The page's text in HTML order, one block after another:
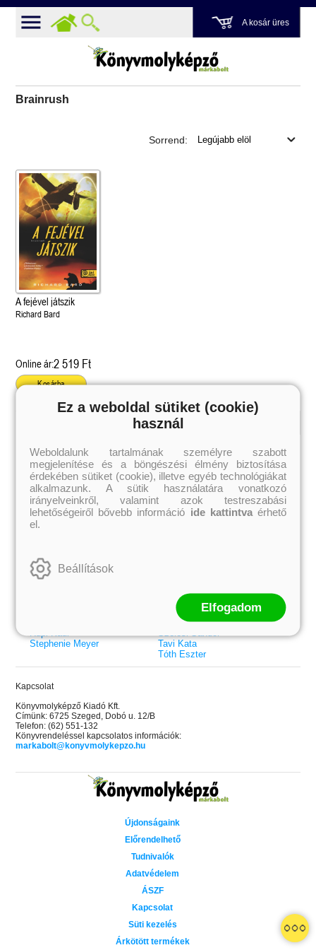
A kosár üres
Brainrush
Grace and Glory - Kegyelem és
dicsőség (Az Előhírnök-trilógia
Különleges éldekorált kiadás!
Bad Girl Reputation
lány (Avalon Bay 2.)
Elle Kennedy
Sorrend:
A fejével játszik
Richard Bard
Online ár:2 519 Ft
Kosárba
Külföldiek
Brigid Kemmerer
Cassandra Clare
Colleen Hoover
Elle Kennedy
Erin Watt
Holly Webb
Jenny Han
Leigh Bardugo
Maggie Stiefvater
Rupi Kaur
Stephenie Meyer
Magyarok
Ashley Carrigan
Benina
Bessenyei Gábor
Bodor Attila
Böszörményi Gyula
Rácz-Stefán Tibor
Róbert Katalin
Spirit Bliss
Szélesi Sándor
Tavi Kata
Tóth Eszter
Kapcsolat
Könyvmolyképző Kiadó Kft.
Címünk: 6725 Szeged, Dobó u. 12/B
Telefon: (62) 551-132
Könyvrendeléssel kapcsolatos információk:
markabolt@konyvmolykepzo.hu
Újdonságaink
Előrendelhető
Tudnivalók
Adatvédelem
ÁSZF
Kapcsolat
Süti kezelés
Árkötött termékek
Ez a weboldal sütiket (cookie)
használ
Weboldalunk tartalmának személyre szabott
megjelenítése és a böngészési élmény biztosítása
érdekében sütiket (cookie), illetve egyéb technológiákat
alkalmazunk. A sütik használatára vonatkozó
irányelveinkről, valamint azok testreszabási
lehetőségeiről bővebb információ ide kattintvaérhető
el.
Beállítások
Elfogadom